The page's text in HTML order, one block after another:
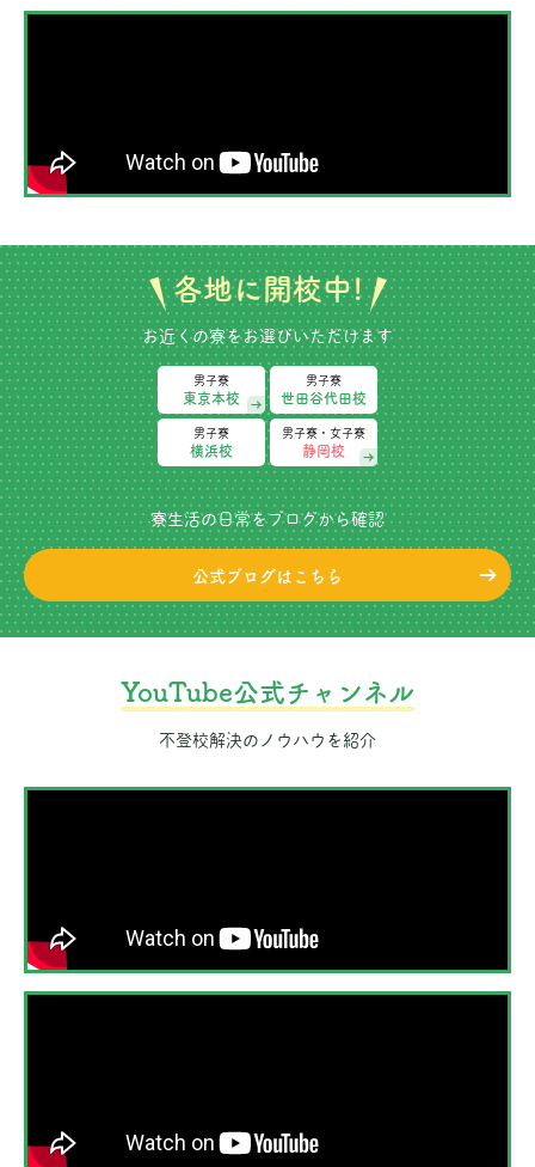
各地に開校中!
お近くの寮をお選びいただけます
男子寮
東京本校
男子寮
世田谷代田校
男子寮
横浜校
男子寮・女子寮
静岡校
寮生活の日常をブログから確認
公式ブログはこちら
YouTube公式チャンネル
不登校解決のノウハウを紹介